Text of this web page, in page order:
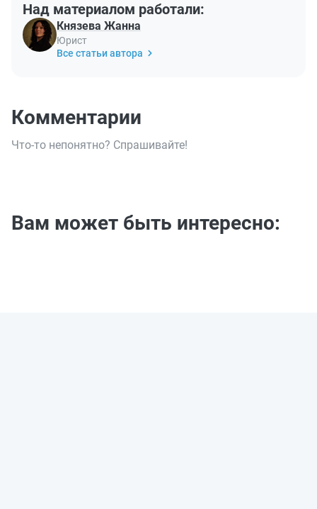
Над материалом работали:
Князева Жанна
Юрист
Все статьи автора
Комментарии
Что-то непонятно? Спрашивайте!
Вам может быть интересно: